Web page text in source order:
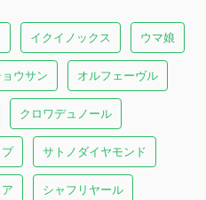
イクイノックス ウマ娘
ウサン オルフェーヴル
クロワデュノール
サトノダイヤモンド
シャフリヤール